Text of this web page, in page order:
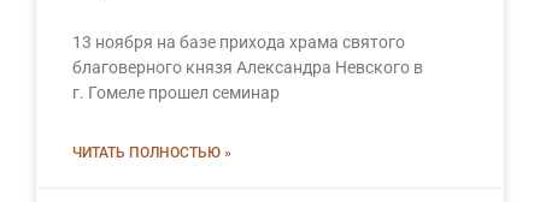
13 ноября на базе прихода храма святого
благоверного князя Александра Невского в
г. Гомеле прошел семинар
ЧИТАТЬ ПОЛНОСТЬЮ »